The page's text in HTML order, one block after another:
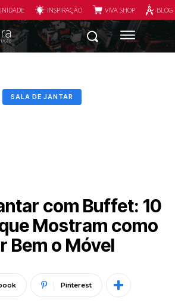
INSPIRAÇÃO VIVA SHOP
SALA DE JANTAR
com Buffet: 10
Mostram como
Bem o Móvel
Pinterest